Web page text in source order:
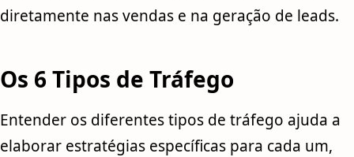
diretamente nas vendas e na geração de leads.
Os 6 Tipos de Tráfego
Entender os diferentes tipos de tráfego ajuda a
elaborar estratégias específicas para cada um,